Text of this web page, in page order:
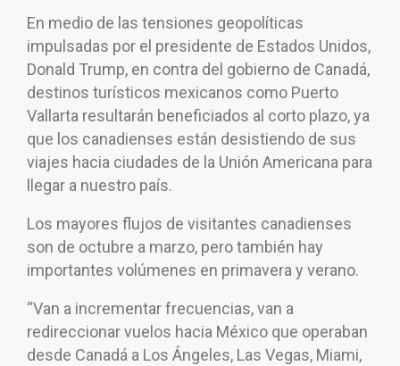
En medio de las tensiones geopolíticas
impulsadas por el presidente de Estados Unidos,
Donald Trump, en contra del gobierno de Canadá,
destinos turísticos mexicanos como Puerto
Vallarta resultarán beneficiados al corto plazo, ya
que los canadienses están desistiendo de sus
viajes hacia ciudades de la Unión Americana para
llegar a nuestro país.
Los mayores flujos de visitantes canadienses
son de octubre a marzo, pero también hay
importantes volúmenes en primavera y verano.
“Van a incrementar frecuencias, van a
redireccionar vuelos hacia México que operaban
desde Canadá a Los Ángeles, Las Vegas, Miami,